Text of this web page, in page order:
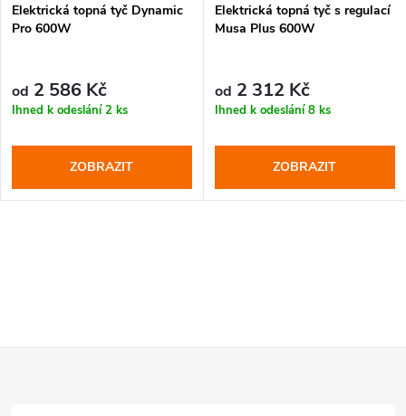
Elektrická topná tyč Dynamic
Pro 600W
od 2 586 Kč
Ihned k odeslání2 ks
ZOBRAZIT
Elektrická topná tyč s regulací
Musa Plus 600W
od 2 312 Kč
Ihned k odeslání8 ks
ZOBRAZIT